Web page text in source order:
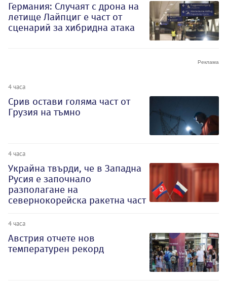
Германия: Случаят с дрона на
летище Лайпциг е част от
сценарий за хибридна атака
4 часа
Срив остави голяма част от
Грузия на тъмно
4 часа
Украйна твърди, че в Западна
Русия е започнало
разполагане на
севернокорейска ракетна част
4 часа
Австрия отчете нов
температурен рекорд